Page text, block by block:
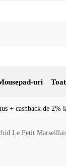
uri
+ cashback de 2%
Le Petit Marseillais – Gel